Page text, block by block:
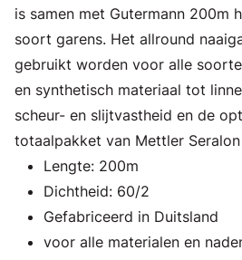
is samen met Gutermann 200m
soort garens. Het allround
gebruikt worden voor alle
en synthetisch materiaal tot
scheur- en slijtvastheid en de
totaalpakket van Mettler
Lengte: 200m
Dichtheid: 60/2
Gefabriceerd in Duitsland
voor alle materialen en